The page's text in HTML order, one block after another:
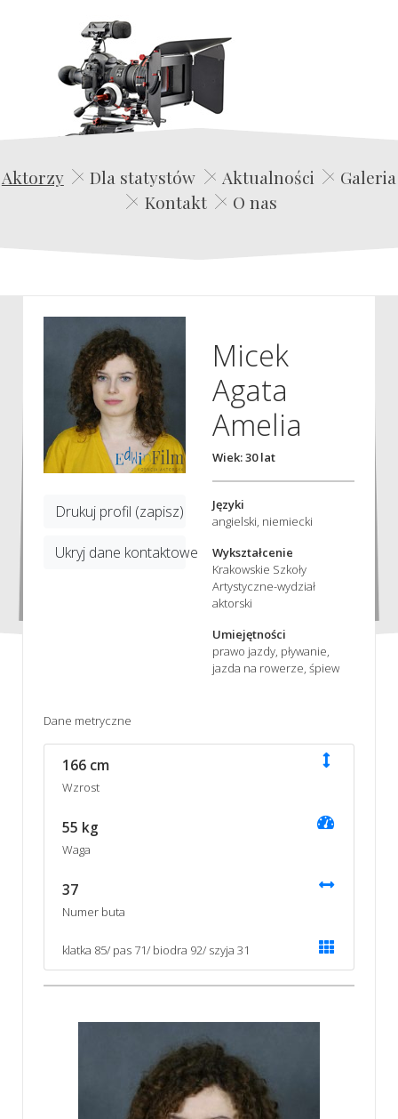
Edwin Film Agencja Aktorska
Aktorzy Dla statystów Aktualności
Galeria
Kontakt
O nas
Drukuj profil (zapisz)
Ukryj dane kontaktowe
Micek
Agata
Amelia
Wiek: 30 lat
Języki
angielski, niemiecki
Wykształcenie
Krakowskie Szkoły
Artystyczne-wydział
aktorski
Umiejętności
prawo jazdy, pływanie,
jazda na rowerze, śpiew
Dane metryczne
166 cm
Wzrost
55 kg
Waga
37
Numer buta
klatka 85/ pas 71/ biodra 92/ szyja 31